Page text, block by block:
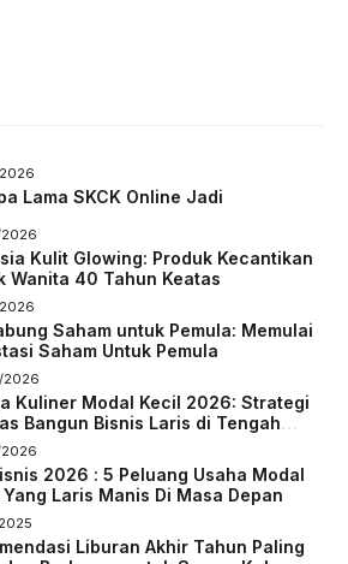
Lama SKCK Online Jadi
Kulit Glowing: Produk Kecantikan
Wanita 40 Tahun Keatas
Saham untuk Pemula: Memulai
Saham Untuk Pemula
Kuliner Modal Kecil 2026: Strategi
Bangun Bisnis Laris di Tengah
2026 : 5 Peluang Usaha Modal
Laris Manis Di Masa Depan
Liburan Akhir Tahun Paling